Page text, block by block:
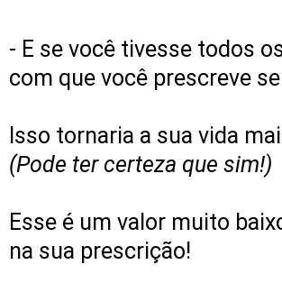
- E se você tivesse todos
com que você prescreve
Isso tornaria a sua vida
(Pode ter certeza que sim!)
Esse é um valor muito
na sua prescrição!